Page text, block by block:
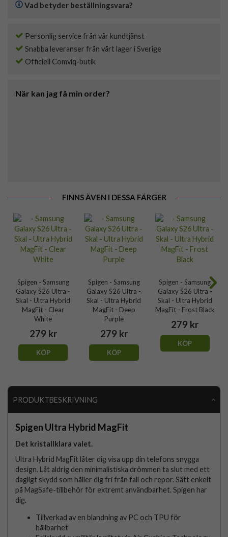
Vad betyder beställningsvara?
Personlig service från vår kundtjänst
Snabba leveranser från vårt lager i Sverige
Officiell Comviq-butik
När kan jag få min order?
FINNS ÄVEN I DESSA FÄRGER
Spigen - Samsung
Galaxy S26 Ultra -
Skal - Ultra Hybrid
MagFit - Clear
White
279 kr
KÖP
Spigen - Samsung
Galaxy S26 Ultra -
Skal - Ultra Hybrid
MagFit - Deep
Purple
279 kr
KÖP
Spigen - Samsung
Galaxy S26 Ultra -
Skal - Ultra Hybrid
MagFit - Frost Black
279 kr
KÖP
PRODUKTBESKRIVNING
Spigen Ultra Hybrid MagFit
Det kristallklara valet.
Ultra Hybrid MagFit låter dig visa upp din telefons snygga
design. Låt aldrig den minimalistiska drömmen ta slut med ett
dagligt skydd som håller dig fri från fall och repor. Sätt enkelt
på MagSafe-tillbehör för extremt användbarhet. Spigen har
dig.
Tillverkad av en blandning av PC och TPU för
hållbarhet